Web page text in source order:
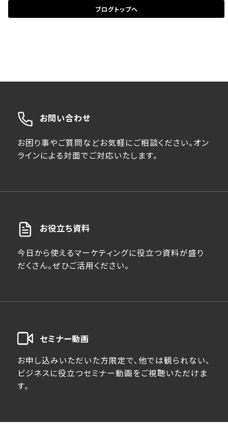
ブログトップへ
お問い合わせ
お困り事やご質問などお気軽にご相談ください。オン
ラインによる対面でご対応いたします。
お役立ち資料
今日から使えるマーケティングに役立つ資料が盛り
だくさん。ぜひご活用ください。
セミナー動画
お申し込みいただいた方限定で、他では観られない、
ビジネスに役立つセミナー動画をご視聴いただけま
す。